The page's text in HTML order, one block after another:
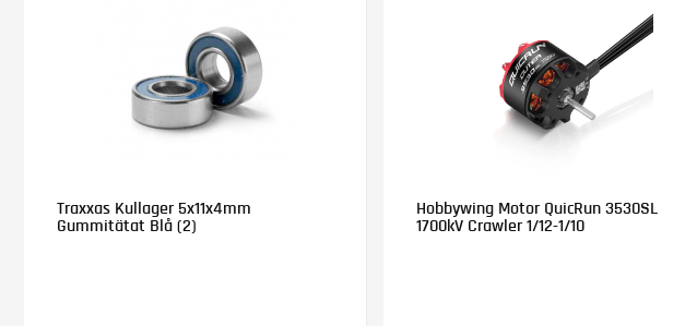
Traxxas Kullager 5x11x4mm
Gummitätat Blå (2)
Hobbywing Motor QuicRun 3530SL
1700kV Crawler 1/12-1/10